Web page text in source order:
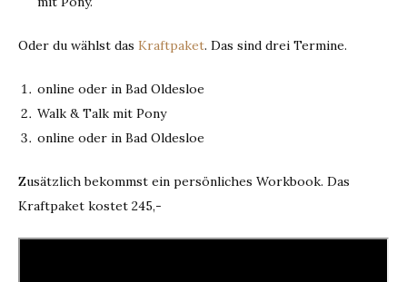
Oder du wählst das Kraftpaket. Das sind drei Termine.
online oder in Bad Oldesloe
Walk & Talk mit Pony
online oder in Bad Oldesloe
Zusätzlich bekommst ein persönliches Workbook. Das
Kraftpaket kostet 245,-